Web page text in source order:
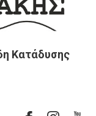
Κατάδυσης